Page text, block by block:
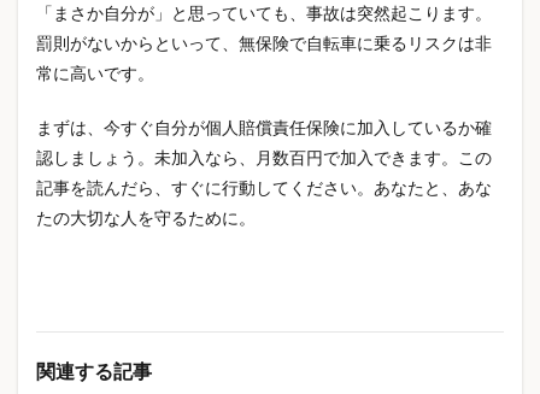
「まさか自分が」と思っていても、事故は突然起こります。
罰則がないからといって、無保険で自転車に乗るリスクは非
常に高いです。
まずは、今すぐ自分が個人賠償責任保険に加入しているか確
認しましょう。未加入なら、月数百円で加入できます。この
記事を読んだら、すぐに行動してください。あなたと、あな
たの大切な人を守るために。
関連する記事